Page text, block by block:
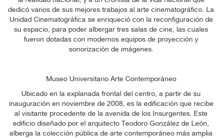
dedicó varios de sus mejores trabajos al arte cinematográfico. La
Unidad Cinematográfica se enriqueció con la reconfiguración de
su espacio, para poder albergar tres salas de cine, las cuales
fueron dotadas con modernos equipos de proyección y
sonorización de imágenes.
Museo Universitario Arte Contemporáneo
Ubicado en la explanada frontal del centro, a partir de su
inauguración en noviembre de 2008, es la edificación que recibe
al visitante procedente de la avenida de los Insurgentes. Este
edificio diseñado por el arquitecto Teodoro González de León,
alberga la colección pública de arte contemporáneo más amplia